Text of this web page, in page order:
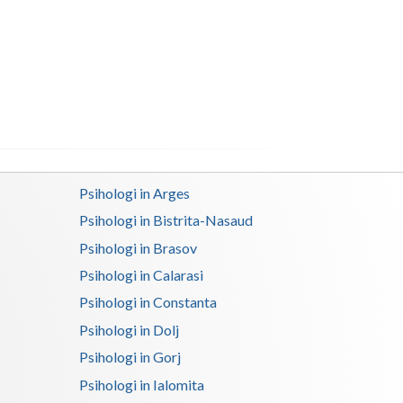
Covasna
Dambovita
Galati
Giurgiu
Gorj
Psihologi in Arges
Psihologi in Bistrita-Nasaud
Psihologi in Brasov
Psihologi in Calarasi
Psihologi in Constanta
Psihologi in Dolj
Psihologi in Gorj
Psihologi in Ialomita